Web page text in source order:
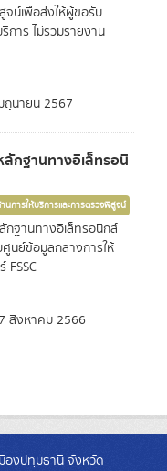
น์เพื่อส่งให้ผู้ขอรับ
การ ไม่รวมรายงาน
นายน 2567
กฐานทางอิเล็ทรอนิ
นการให้บริการและการตรวจพิสูจน์
ฐานทางอิเล็ทรอนิกส์
นย์ข้อมูลกลางการให้
FSSC
สิงหาคม 2566
องปทุมธานี จังหวัด